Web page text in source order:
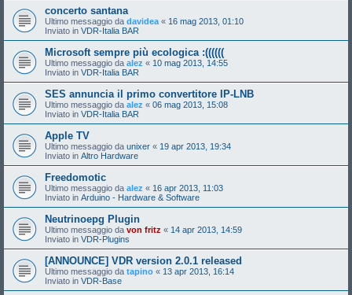
concerto santana
Ultimo messaggio da davidea « 16 mag 2013, 01:10
Inviato in VDR-Italia BAR
Microsoft sempre più ecologica :((((((
Ultimo messaggio da alez « 10 mag 2013, 14:55
Inviato in VDR-Italia BAR
SES annuncia il primo convertitore IP-LNB
Ultimo messaggio da alez « 06 mag 2013, 15:08
Inviato in VDR-Italia BAR
Apple TV
Ultimo messaggio da unixer « 19 apr 2013, 19:34
Inviato in Altro Hardware
Freedomotic
Ultimo messaggio da alez « 16 apr 2013, 11:03
Inviato in Arduino - Hardware & Software
Neutrinoepg Plugin
Ultimo messaggio da von fritz « 14 apr 2013, 14:59
Inviato in VDR-Plugins
[ANNOUNCE] VDR version 2.0.1 released
Ultimo messaggio da tapino « 13 apr 2013, 16:14
Inviato in VDR-Base